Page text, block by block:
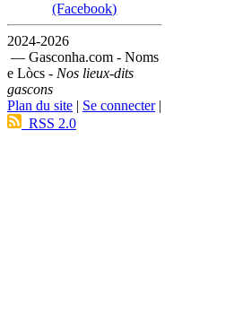
(Facebook)
2024-2026
— Gasconha.com - Noms
e Lòcs - Nos lieux-dits
gascons
Plan du site | Se connecter|
RSS 2.0